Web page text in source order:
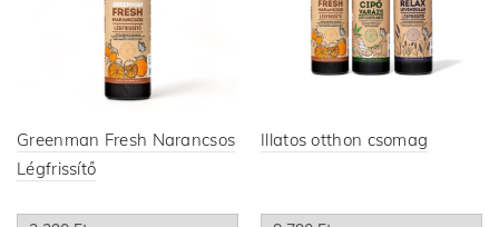
Greenman Fresh Narancsos
Légfrissítő
Illatos otthon csomag